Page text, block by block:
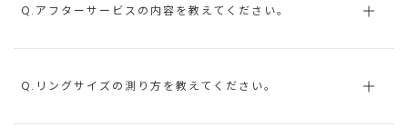
Q.アフターサービスの内容を教えてください。
Q.リングサイズの測り方を教えてください。